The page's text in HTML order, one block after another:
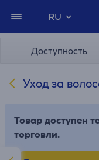
RU
Доступность
Уход за
Товар доступен
торговли.